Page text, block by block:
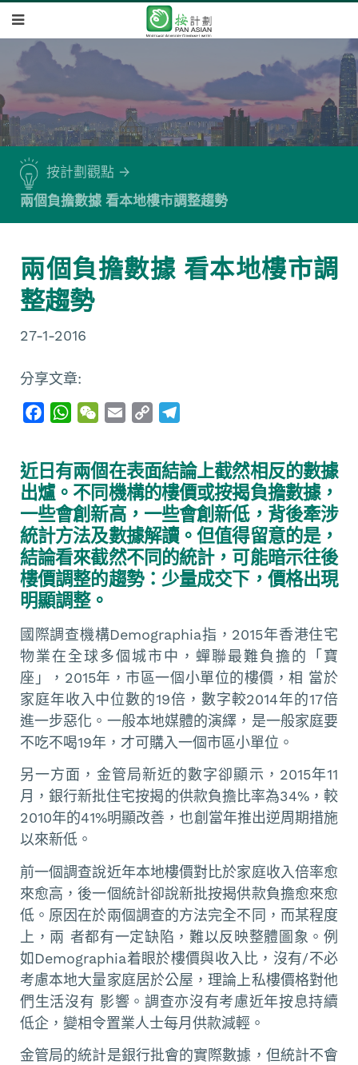
按計劃觀點
兩個負擔數據 看本地樓市調整趨勢
兩個負擔數據 看本地樓市調
整趨勢
27-1-2016
分享文章:
e
b
o
o
k
W
t
s
A
p
p
W
h
a
t
i
l
y
L
i
n
k
e
g
r
a
m
近日有兩個在表面結論上截然相反的數據
出爐。不同機構的樓價或按揭負擔數據，
一些會創新高，一些會創新低，背後牽涉
統計方法及數據解讀。但值得留意的是，
結論看來截然不同的統計，可能暗示往後
樓價調整的趨勢：少量成交下，價格出現
明顯調整。
國際調查機構Demographia指，2015年香港住宅
物業在全球多個城市中，蟬聯最難負擔的「寶
座」，2015年，市區一個小單位的樓價，相 當於
家庭年收入中位數的19倍，數字較2014年的17倍
進一步惡化。一般本地媒體的演繹，是一般家庭要
不吃不喝19年，才可購入一個市區小單位。
另一方面，金管局新近的數字卻顯示，2015年11
月，銀行新批住宅按揭的供款負擔比率為34%，較
2010年的41%明顯改善，也創當年推出逆周期措施
以來新低。
前一個調查說近年本地樓價對比於家庭收入倍率愈
來愈高，後一個統計卻說新批按揭供款負擔愈來愈
低。原因在於兩個調查的方法完全不同，而某程度
上，兩 者都有一定缺陷，難以反映整體圖象。例
如Demographia着眼於樓價與收入比，沒有/不必
考慮本地大量家庭居於公屋，理論上私樓價格對他
們生活沒有 影響。調查亦沒有考慮近年按息持續
低企，變相令置業人士每月供款減輕。
金管局的統計是銀行批會的實際數據，但統計不會